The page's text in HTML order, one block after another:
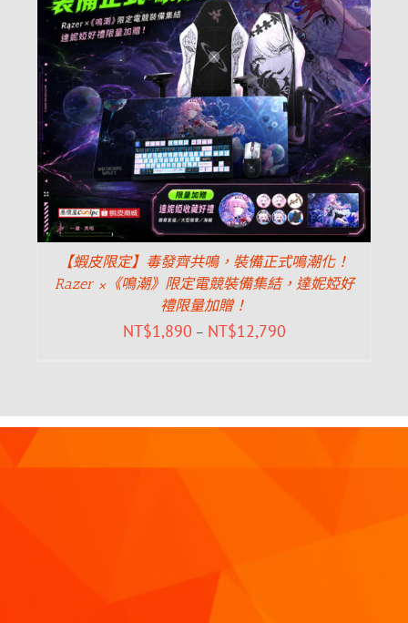
【蝦皮限定】毒發齊共鳴，裝備正式鳴潮化！
Razer ×《鳴潮》限定電競裝備集結，達妮婭好
禮限量加贈！
NT$1,890 – NT$12,790